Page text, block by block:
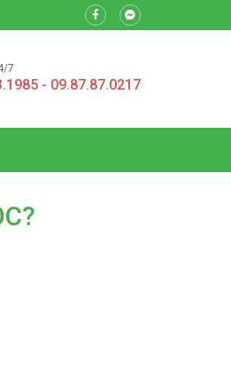
7
- 09.87.87.0217